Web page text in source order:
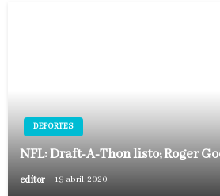
DEPORTES
NFL: Draft-A-Thon listo; Roger
editor 19 abril, 2020